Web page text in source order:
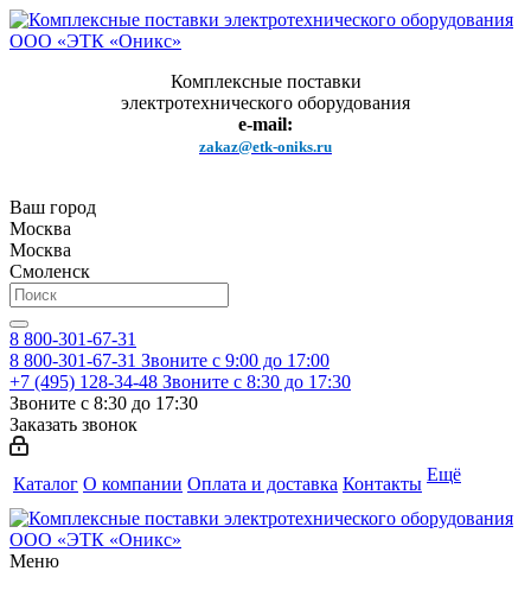
Комплексные поставки
электротехнического оборудования
e-mail:
zakaz@etk-oniks.ru
Ваш город
Москва
Москва
Смоленск
8 800-301-67-31
8 800-301-67-31 Звоните с 9:00 до 17:00
+7 (495) 128-34-48 Звоните с 8:30 до 17:30
Звоните с 8:30 до 17:30
Заказать звонок
Каталог О компании Оплата и доставка Контакты Ещё
Меню